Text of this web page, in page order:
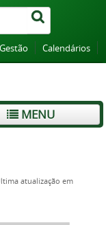
Calendários
MENU
atualização em